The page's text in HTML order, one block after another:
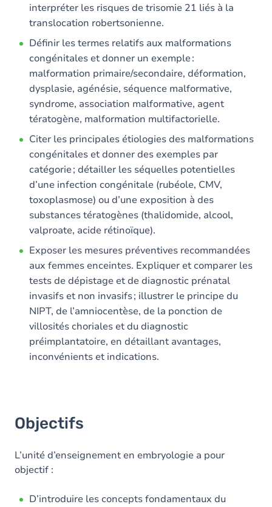
interpréter les risques de trisomie 21 liés à la
translocation robertsonienne.
Définir les termes relatifs aux malformations
congénitales et donner un exemple :
malformation primaire/secondaire, déformation,
dysplasie, agénésie, séquence malformative,
syndrome, association malformative, agent
tératogène, malformation multifactorielle.
Citer les principales étiologies des malformations
congénitales et donner des exemples par
catégorie ; détailler les séquelles potentielles
d’une infection congénitale (rubéole, CMV,
toxoplasmose) ou d’une exposition à des
substances tératogènes (thalidomide, alcool,
valproate, acide rétinoïque).
Exposer les mesures préventives recommandées
aux femmes enceintes. Expliquer et comparer les
tests de dépistage et de diagnostic prénatal
invasifs et non invasifs ; illustrer le principe du
NIPT, de l’amniocentèse, de la ponction de
villosités choriales et du diagnostic
préimplantatoire, en détaillant avantages,
inconvénients et indications.
Objectifs
L’unité d’enseignement en embryologie a pour
objectif :
D’introduire les concepts fondamentaux du